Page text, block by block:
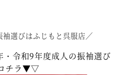
選びはふじもと呉服店／
令和9年度成人の振袖選び
チラ▼▽